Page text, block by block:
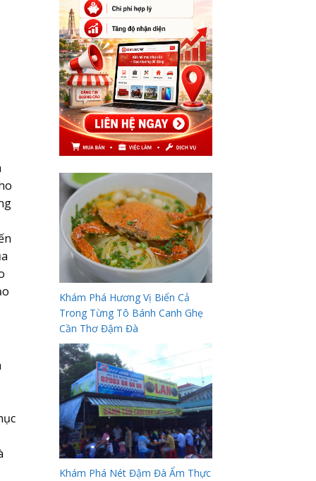
Khám Phá Hương Vị Biển Cả
Trong Từng Tô Bánh Canh Ghẹ
Cần Thơ Đậm Đà
Khám Phá Nét Đậm Đà Ẩm Thực